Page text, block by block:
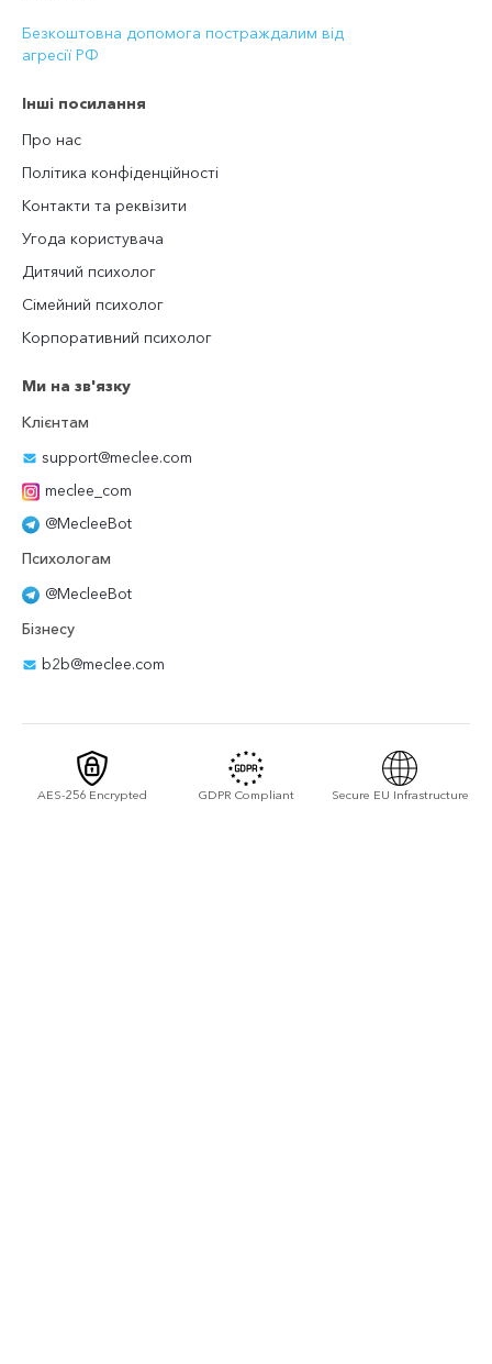
Безкоштовна допомога постраждалим від
агресії РФ
Інші посилання
Про нас
Політика конфіденційності
Контакти та реквізити
Угода користувача
Дитячий психолог
Сімейний психолог
Корпоративний психолог
Ми на зв'язку
Клієнтам
support@meclee.com
meclee_com
@MecleeBot
Психологам
@MecleeBot
Бізнесу
b2b@meclee.com
AES-256 Encrypted GDPR Compliant Secure EU Infrastructure